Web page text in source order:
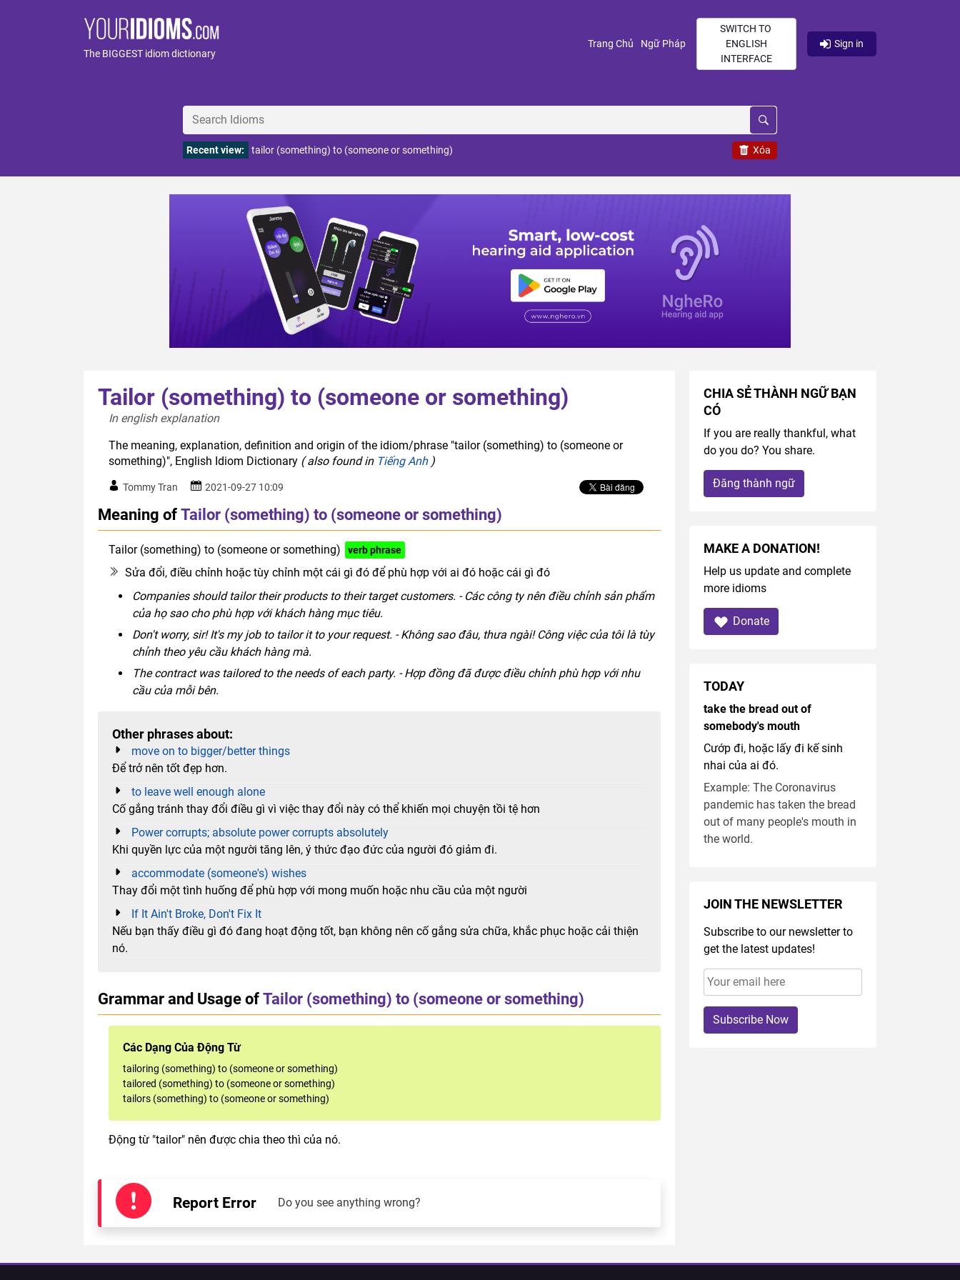
The BIGGEST idiom dictionary
Trang Chủ (current)
Ngữ Pháp(current)
SWITCH TO
ENGLISH
INTERFACE
Sign in
Xóa
Recent view: tailor (something) to (someone or something)
Tailor (something) to (someone or something)
In english explanation
The meaning, explanation, definition and origin of the idiom/phrase "tailor (something) to (someone or
something)", English Idiom Dictionary ( also found in Tiếng Anh)
Tommy Tran 2021-09-27 10:09
Meaning ofTailor (something) to (someone or something)
Tailor (something) to (someone or something) verb phrase
Sửa đổi, điều chỉnh hoặc tùy chỉnh một cái gì đó để phù hợp với ai đó hoặc cái gì đó
Companies should tailor their products to their target customers. - Các công ty nên điều chỉnh sản phẩm
của họ sao cho phù hợp với khách hàng mục tiêu.
Don't worry, sir! It's my job to tailor it to your request. - Không sao đâu, thưa ngài! Công việc của tôi là tùy
chỉnh theo yêu cầu khách hàng mà.
The contract was tailored to the needs of each party. - Hợp đồng đã được điều chỉnh phù hợp với nhu
cầu của mỗi bên.
Other phrases about:
move on to bigger/better things
Để trở nên tốt đẹp hơn.
to leave well enough alone
Cố gắng tránh thay đổi điều gì vì việc thay đổi này có thể khiến mọi chuyện tồi tệ hơn
Power corrupts; absolute power corrupts absolutely
Khi quyền lực của một người tăng lên, ý thức đạo đức của người đó giảm đi.
accommodate (someone's) wishes
Thay đổi một tình huống để phù hợp với mong muốn hoặc nhu cầu của một người
If It Ain't Broke, Don't Fix It
Nếu bạn thấy điều gì đó đang hoạt động tốt, bạn không nên cố gắng sửa chữa, khắc phục hoặc cải thiện
nó.
Grammar and Usage ofTailor (something) to (someone or something)
Các Dạng Của Động Từ
tailoring (something) to (someone or something)
tailored (something) to (someone or something)
tailors (something) to (someone or something)
Động từ "tailor" nên được chia theo thì của nó.
Report Error Do you see anything wrong?
CHIA SẺ THÀNH NGỮ BẠN
CÓ
If you are really thankful, what
do you do? You share.
Đăng thành ngữ
MAKE A DONATION!
Help us update and complete
more idioms
Donate
TODAY
take the bread out of
somebody's mouth
Cướp đi, hoặc lấy đi kế sinh
nhai của ai đó.
Example: The Coronavirus
pandemic has taken the bread
out of many people's mouth in
the world.
JOIN THE NEWSLETTER
Subscribe to our newsletter to
get the latest updates!
Subscribe Now